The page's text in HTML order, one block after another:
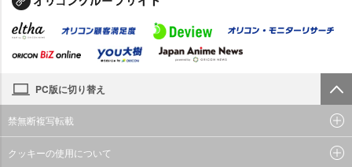
PC版に切り替え
禁無断複写転載
クッキーの使用について